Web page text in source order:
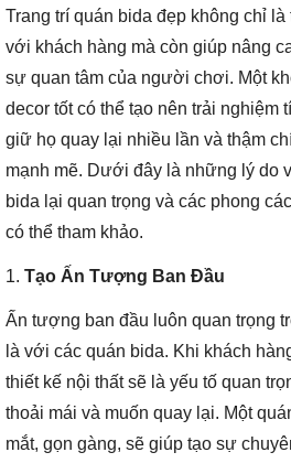
Trang trí quán bida đẹp không chỉ
với khách hàng mà còn giúp nâng
sự quan tâm của người chơi. Một
decor tốt có thể tạo nên trải nghiệm
giữ họ quay lại nhiều lần và thậm
mạnh mẽ. Dưới đây là những lý do
bida lại quan trọng và các phong
có thể tham khảo.
1. Tạo Ấn Tượng Ban Đầu
Ấn tượng ban đầu luôn quan trọng
là với các quán bida. Khi khách
thiết kế nội thất sẽ là yếu tố quan
thoải mái và muốn quay lại. Một
mắt, gọn gàng, sẽ giúp tạo sự